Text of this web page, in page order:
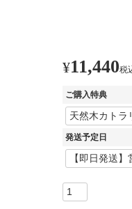
¥11,440税
ご購入特典
発送予定日